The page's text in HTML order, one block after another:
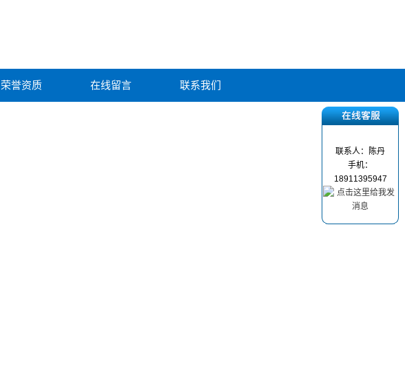
荣誉资质 在线留言 联系我们
联系人：陈丹
手机：
18911395947